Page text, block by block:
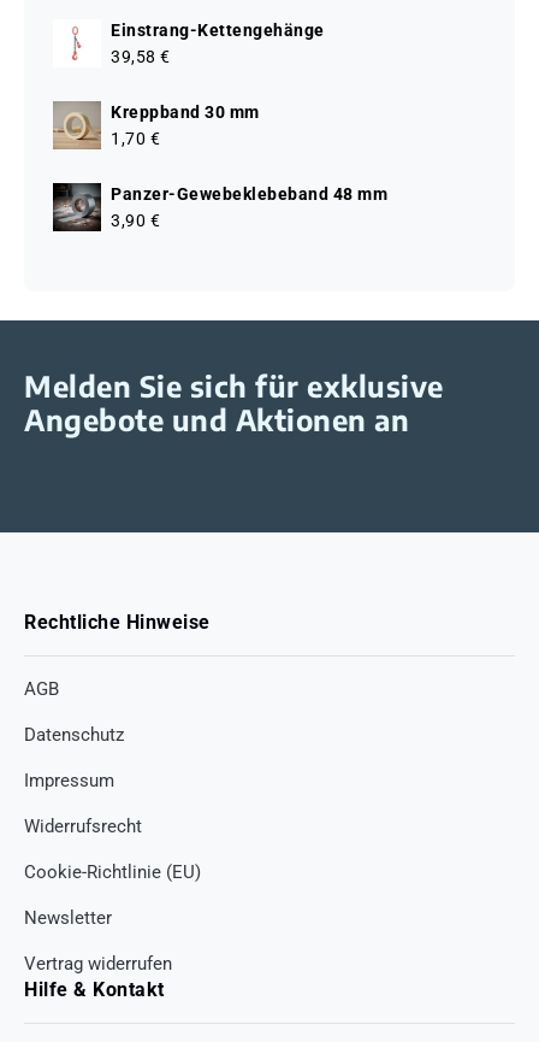
Einstrang-Kettengehänge
39,58 €
Kreppband 30 mm
1,70 €
Panzer-Gewebeklebeband 48 mm
3,90 €
Melden Sie sich für exklusive
Angebote und Aktionen an
Rechtliche Hinweise
AGB
Datenschutz
Impressum
Widerrufsrecht
Cookie-Richtlinie (EU)
Newsletter
Vertrag widerrufen
Hilfe & Kontakt